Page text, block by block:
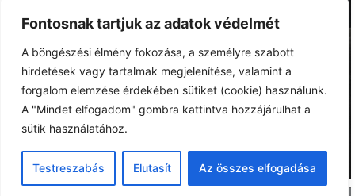
Fontosnak tartjuk az adatok védelmét
A böngészési élmény fokozása, a személyre szabott
hirdetések vagy tartalmak megjelenítése, valamint a
forgalom elemzése érdekében sütiket (cookie) használunk.
A "Mindet elfogadom" gombra kattintva hozzájárulhat a
sütik használatához.
Testreszabás Elutasít Az összes elfogadása